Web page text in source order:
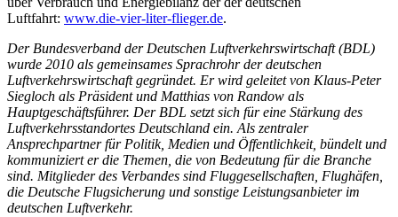
Luftfahrt: www.die-vier-liter-flieger.de.
Der Bundesverband der Deutschen Luftverkehrswirtschaft (BDL)
wurde 2010 als gemeinsames Sprachrohr der deutschen
Luftverkehrswirtschaft gegründet. Er wird geleitet von Klaus-Peter
Siegloch als Präsident und Matthias von Randow als
Hauptgeschäftsführer. Der BDL setzt sich für eine Stärkung des
Luftverkehrsstandortes Deutschland ein. Als zentraler
Ansprechpartner für Politik, Medien und Öffentlichkeit, bündelt und
kommuniziert er die Themen, die von Bedeutung für die Branche
sind. Mitglieder des Verbandes sind Fluggesellschaften, Flughäfen,
die Deutsche Flugsicherung und sonstige Leistungsanbieter im
deutschen Luftverkehr.